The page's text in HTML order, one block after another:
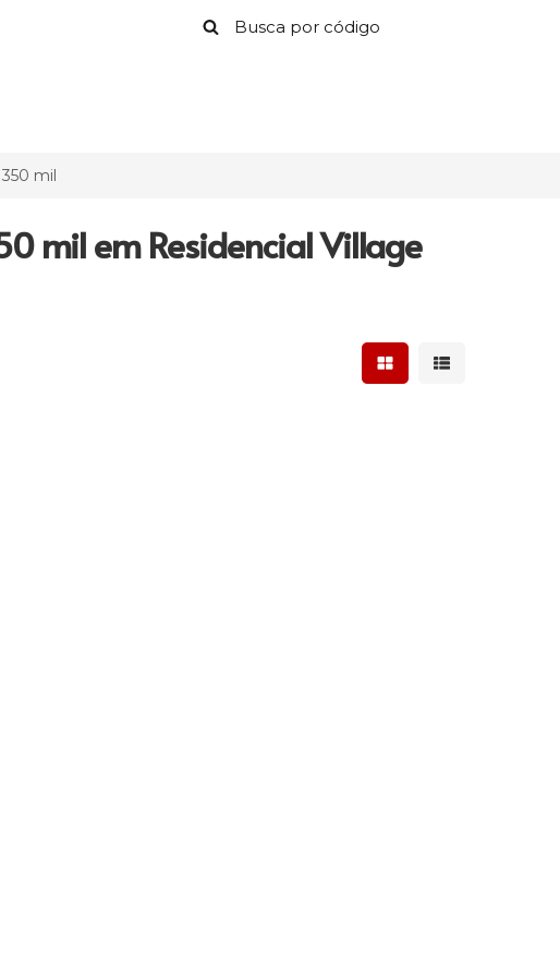
mil
mil em Residencial Village
Mostrar resultados
Mostrar